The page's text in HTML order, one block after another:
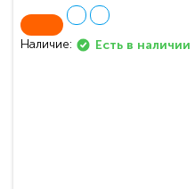
Наличие: Есть в наличии